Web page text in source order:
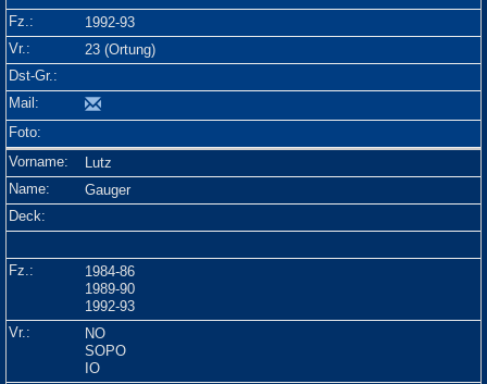
1992-93
23 (Ortung)
Lutz
Gauger
1984-86
1989-90
1992-93
NO
SOPO
IO